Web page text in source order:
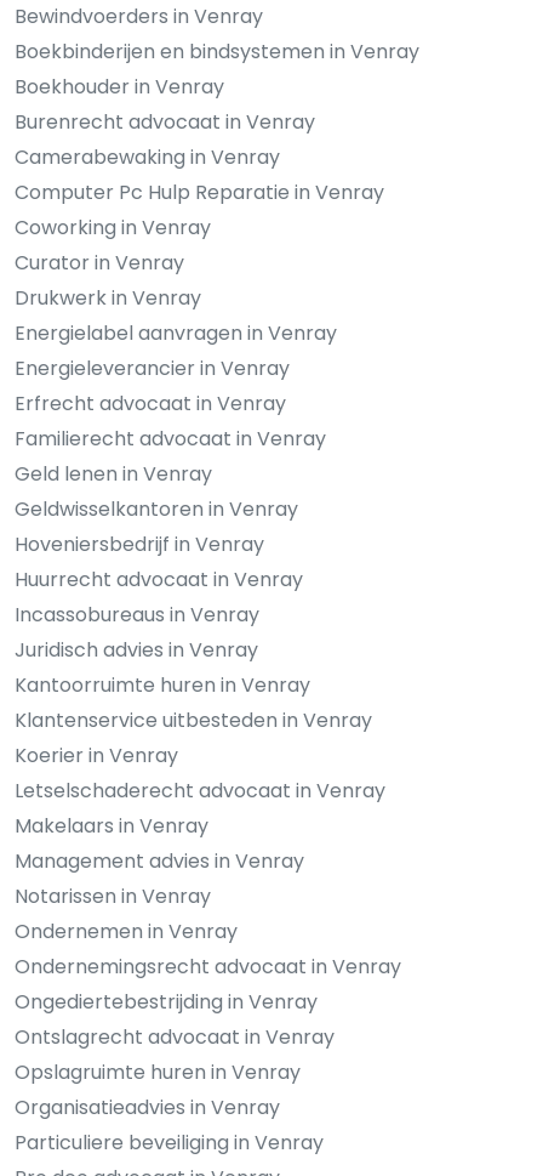
Bewindvoerders in Venray
Boekbinderijen en bindsystemen in Venray
Boekhouder in Venray
Burenrecht advocaat in Venray
Camerabewaking in Venray
Computer Pc Hulp Reparatie in Venray
Coworking in Venray
Curator in Venray
Drukwerk in Venray
Energielabel aanvragen in Venray
Energieleverancier in Venray
Erfrecht advocaat in Venray
Familierecht advocaat in Venray
Geld lenen in Venray
Geldwisselkantoren in Venray
Hoveniersbedrijf in Venray
Huurrecht advocaat in Venray
Incassobureaus in Venray
Juridisch advies in Venray
Kantoorruimte huren in Venray
Klantenservice uitbesteden in Venray
Koerier in Venray
Letselschaderecht advocaat in Venray
Makelaars in Venray
Management advies in Venray
Notarissen in Venray
Ondernemen in Venray
Ondernemingsrecht advocaat in Venray
Ongediertebestrijding in Venray
Ontslagrecht advocaat in Venray
Opslagruimte huren in Venray
Organisatieadvies in Venray
Particuliere beveiliging in Venray